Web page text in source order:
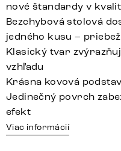
nové štandardy v
Bezchybová stolová
jedného kusu –
Klasický tvar
vzhľadu
Krásna kovová
Jedinečný povrch
efekt
Viac informácií